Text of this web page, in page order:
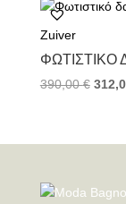
Zuiver
ΦΩΤΙΣΤΙΚΌ
390,00€